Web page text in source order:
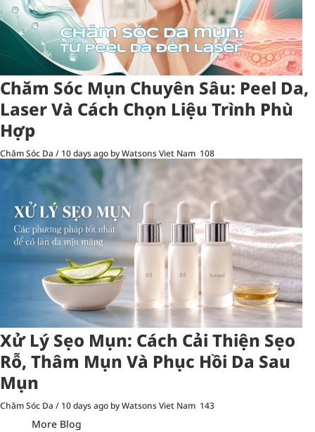
Chăm Sóc Mụn Chuyên Sâu: Peel Da,
Laser Và Cách Chọn Liệu Trình Phù
Hợp
Chăm Sóc Da / 10 days ago by Watsons Viet Nam 108
Xử Lý Sẹo Mụn: Cách Cải Thiện Sẹo
Rỗ, Thâm Mụn Và Phục Hồi Da Sau
Mụn
Chăm Sóc Da / 10 days ago by Watsons Viet Nam 143
More Blog